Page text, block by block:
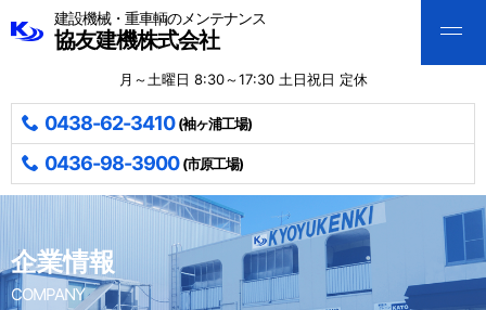
建設機械・重車輌のメンテナンス
協友建機株式会社
月～土曜日 8:30～17:30 土日祝日 定休
0438-62-3410 (袖ヶ浦工場)
0436-98-3900 (市原工場)
企業情報
COMPANY